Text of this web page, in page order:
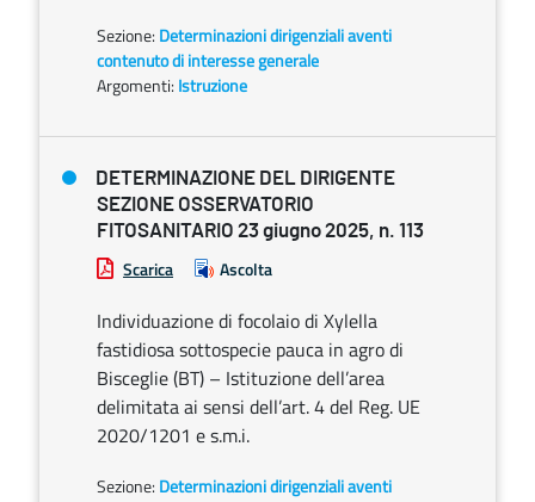
Sezione: Determinazioni dirigenziali aventi
contenuto di interesse generale
Argomenti: Istruzione
DETERMINAZIONE DEL DIRIGENTE
SEZIONE OSSERVATORIO
FITOSANITARIO 23 giugno 2025, n. 113
Scarica Ascolta
Individuazione di focolaio di Xylella
fastidiosa sottospecie pauca in agro di
Bisceglie (BT) – Istituzione dell’area
delimitata ai sensi dell’art. 4 del Reg. UE
2020/1201 e s.m.i.
Sezione: Determinazioni dirigenziali aventi